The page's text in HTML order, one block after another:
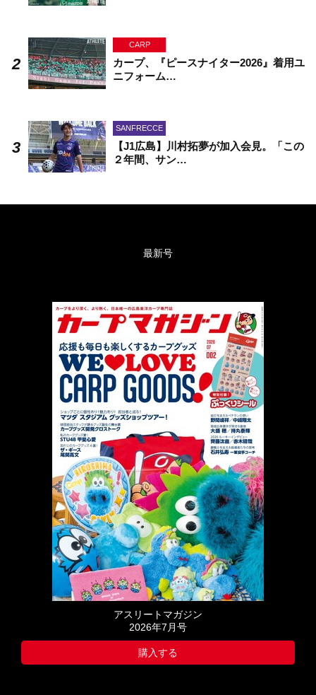
CARP
カープ、『ピースナイター2026』着用ユ
ニフォーム…
SANFRECCE
【J1広島】川村拓夢が加入会見。「この
２年間、サン…
最新号
アスリートマガジン
2026年7月号
購入する